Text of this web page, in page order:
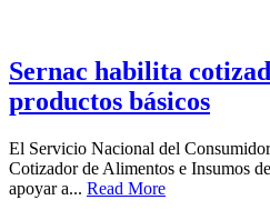
Sernac habilita
productos básicos
El Servicio Nacional del
Cotizador de Alimentos e Insumos
apoyar a... Read More